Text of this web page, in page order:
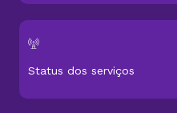
Status dos serviços